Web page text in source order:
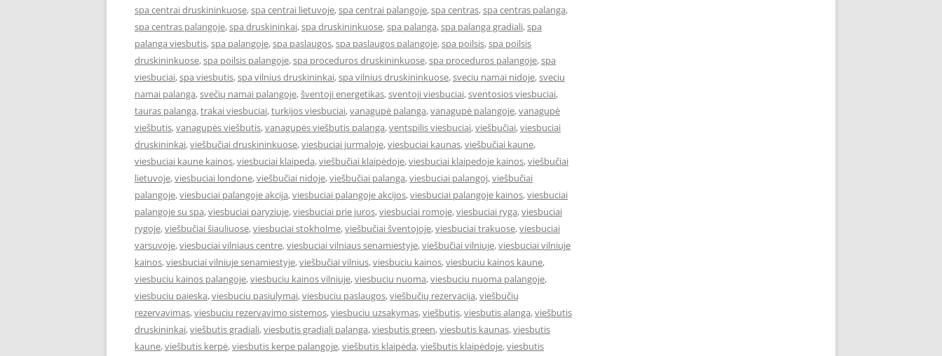
spa centrai druskininkuose,spa centrai lietuvoje,spa centrai palangoje,spa centras,spa centras palanga,
spa centras palangoje,spa druskininkai,spa druskininkuose,spa palanga,spa palanga gradiali,spa
palanga viesbutis,spa palangoje,spa paslaugos,spa paslaugos palangoje,spa poilsis,spa poilsis
druskininkuose,spa poilsis palangoje,spa proceduros druskininkuose,spa proceduros palangoje,spa
viesbuciai,spa viesbutis,spa vilnius druskininkai,spa vilnius druskininkuose,sveciu namai nidoje,sveciu
namai palanga,svečių namai palangoje,šventoji energetikas,sventoji viesbuciai,sventosios viesbuciai,
tauras palanga,trakai viesbuciai,turkijos viesbuciai,vanagupė palanga,vanagupė palangoje,vanagupė
viešbutis,vanagupės viešbutis,vanagupės viešbutis palanga,ventspilis viesbuciai,viešbučiai,viesbuciai
druskininkai,viešbučiai druskininkuose,viesbuciai jurmaloje,viesbuciai kaunas,viešbučiai kaune,
viesbuciai kaune kainos,viesbuciai klaipeda,viešbučiai klaipėdoje,viesbuciai klaipedoje kainos,viešbučiai
lietuvoje,viesbuciai londone,viešbučiai nidoje,viešbučiai palanga,viesbuciai palangoj,viešbučiai
palangoje,viesbuciai palangoje akcija,viesbuciai palangoje akcijos,viesbuciai palangoje kainos,viesbuciai
palangoje su spa,viesbuciai paryziuje,viesbuciai prie juros,viesbuciai romoje,viesbuciai ryga,viesbuciai
rygoje,viešbučiai šiauliuose,viesbuciai stokholme,viešbučiai šventojoje,viesbuciai trakuose,viesbuciai
varsuvoje,viesbuciai vilniaus centre,viesbuciai vilniaus senamiestyje,viešbučiai vilniuje,viesbuciai vilniuje
kainos,viesbuciai vilniuje senamiestyje,viešbučiai vilnius,viesbuciu kainos,viesbuciu kainos kaune,
viesbuciu kainos palangoje,viesbuciu kainos vilniuje,viesbuciu nuoma,viesbuciu nuoma palangoje,
viesbuciu paieska,viesbuciu pasiulymai,viesbuciu paslaugos,viešbučių rezervacija,viešbučių
rezervavimas,viesbuciu rezervavimo sistemos,viesbuciu uzsakymas,viešbutis,viesbutis alanga,viešbutis
druskininkai,viešbutis gradiali,viesbutis gradiali palanga,viesbutis green,viesbutis kaunas,viesbutis
kaune,viešbutis kerpė,viesbutis kerpe palangoje,viešbutis klaipėda,viešbutis klaipėdoje,viesbutis